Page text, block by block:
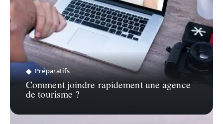
Préparatifs
Comment joindre rapidement une agence
de tourisme ?